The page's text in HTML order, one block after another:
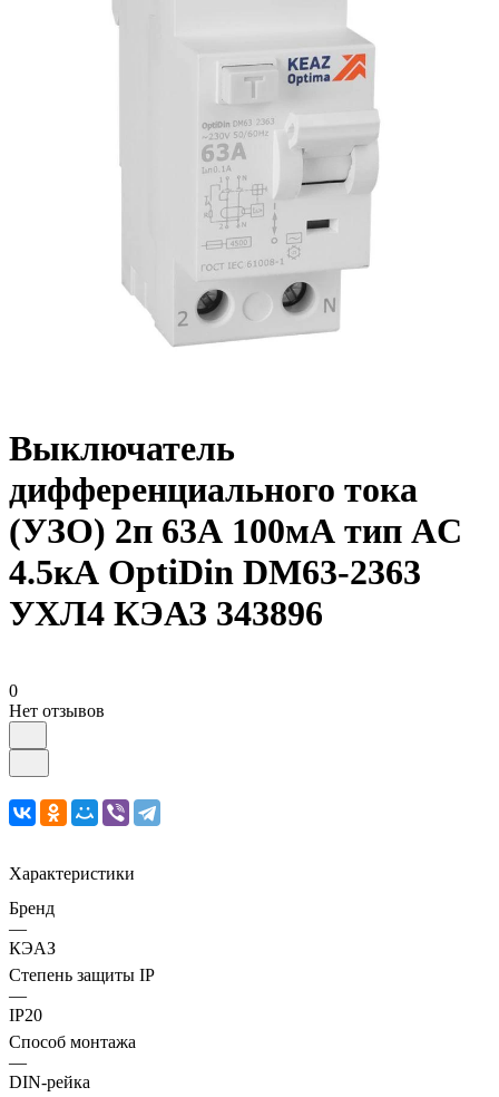
Выключатель
дифференциального тока
(УЗО) 2п 63А 100мА тип AC
4.5кА OptiDin DM63-2363
УХЛ4 КЭАЗ 343896
0
Нет отзывов
Характеристики
Бренд
—
КЭАЗ
Степень защиты IP
—
IP20
Способ монтажа
—
DIN-рейка